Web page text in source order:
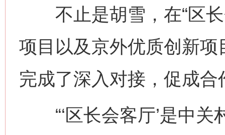
不止是胡雪，在“区长
项目以及京外优质创新
完成了深入对接，促成合
“‘区长会客厅’是中关